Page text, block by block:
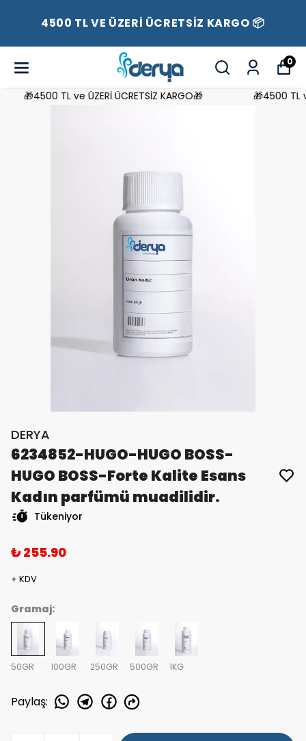
4500 TL VE ÜZERİ ÜCRETSİZ KARGO 📦
0
🎁4500 TL ve ÜZERİ ÜCRETSİZ KARGO🎁 🎁4500 TL
DERYA
6234852-HUGO-HUGO BOSS-
HUGO BOSS-Forte Kalite Esans
Kadın parfümü muadilidir.
Tükeniyor
₺ 255.90
+ KDV
Gramaj:
50GR 100GR 250GR 500GR 1KG
Paylaş: